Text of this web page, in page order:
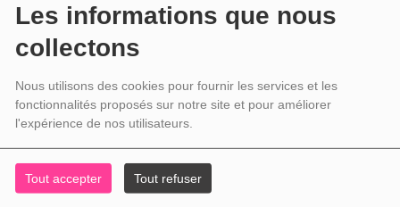
Les informations que nous
collectons
Nous utilisons des cookies pour fournir les services et les
fonctionnalités proposés sur notre site et pour améliorer
l'expérience de nos utilisateurs.
Tout accepter Tout refuser